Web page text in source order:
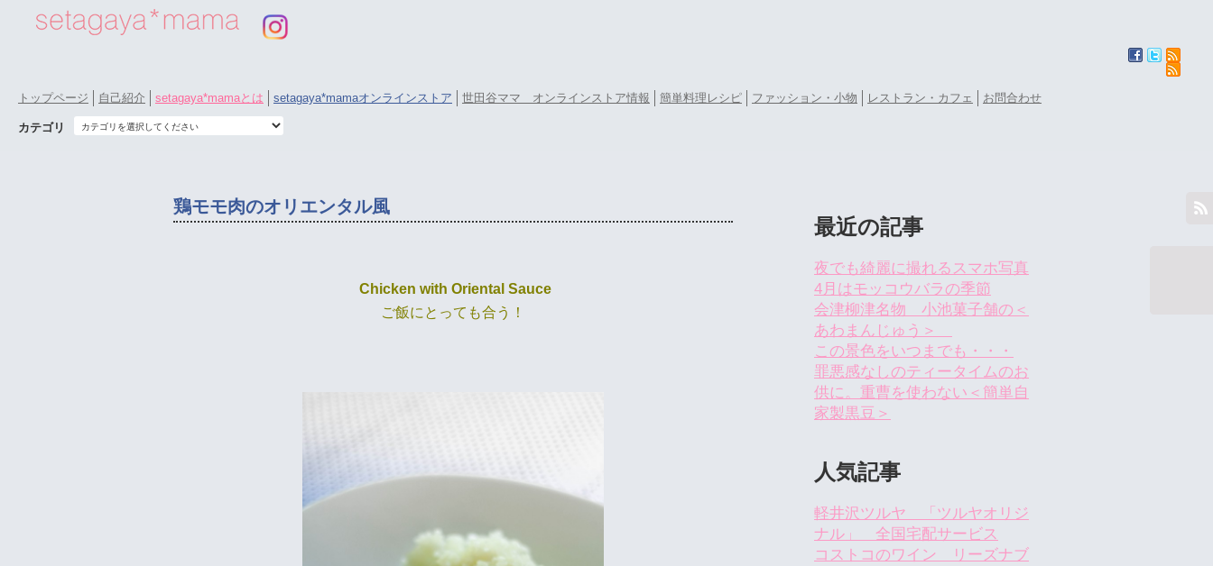
トップページ 自己紹介 setagaya*mamaとは setagaya*mamaオンラインストア 世田谷ママ オンラインストア情報 簡単料理レシピ ファッション・小物 レストラン・カフェ お問合わせ
カテゴリ
鶏モモ肉のオリエンタル風
Chicken with Oriental Sauce
ご飯にとっても合う！
最近の記事
夜でも綺麗に撮れるスマホ写真
4月はモッコウバラの季節
会津柳津名物 小池菓子舗の＜
あわまんじゅう＞
この景色をいつまでも・・・
罪悪感なしのティータイムのお
供に。重曹を使わない＜簡単自
家製黒豆＞
人気記事
軽井沢ツルヤ 「ツルヤオリジ
ナル」 全国宅配サービス
コストコのワイン リーズナブ